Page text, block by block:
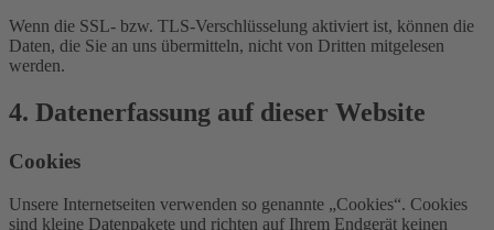
Wenn die SSL- bzw. TLS-Verschlüsselung aktiviert ist, können die
Daten, die Sie an uns übermitteln, nicht von Dritten mitgelesen
werden.
4. Datenerfassung auf dieser Website
Cookies
Unsere Internetseiten verwenden so genannte „Cookies“. Cookies
sind kleine Datenpakete und richten auf Ihrem Endgerät keinen